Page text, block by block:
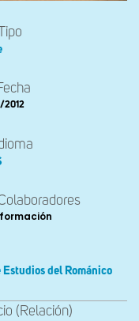
Tipo
del Románico
(Relación)